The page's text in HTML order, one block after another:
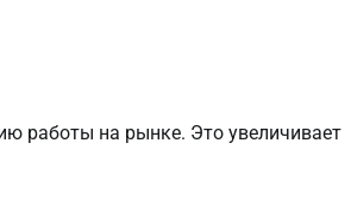
работы на рынке. Это увеличивает